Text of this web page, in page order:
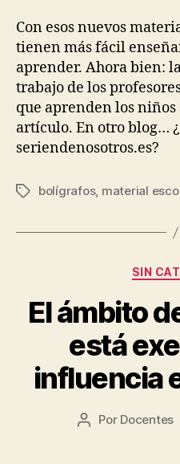
Con esos nuevos
tienen más fácil
aprender. Ahora bien:
trabajo de los
que aprenden los
artículo. En otro blog…
seriendenosotros.es?
Etiquetas
bolígrafos, material
SIN
El ámbito
está
influencia
Autor
Por Docentes